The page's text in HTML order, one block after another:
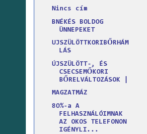
Nincs cím
BNÉKÉS BOLDOG
ÜNNEPEKET
UJSZÜLÖTTKORIBŐRHÁM
LÁS
ÚJSZÜLÖTT-, ÉS
CSECSEMŐKORI
BŐRELVÁLTOZÁSOK |
MAGZATMÁZ
8O%-a A
FELHASZNÁLÓIMNAK
AZ OKOS TELEFONON
IGÉNYLI...